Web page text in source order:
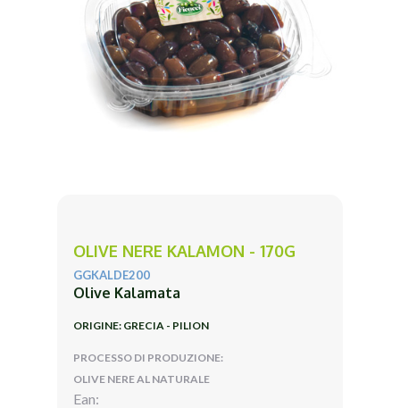
OLIVE NERE KALAMON - 170G
GGKALDE200
Olive Kalamata
ORIGINE: GRECIA - PILION
PROCESSO DI PRODUZIONE:
OLIVE NERE AL NATURALE
Ean: